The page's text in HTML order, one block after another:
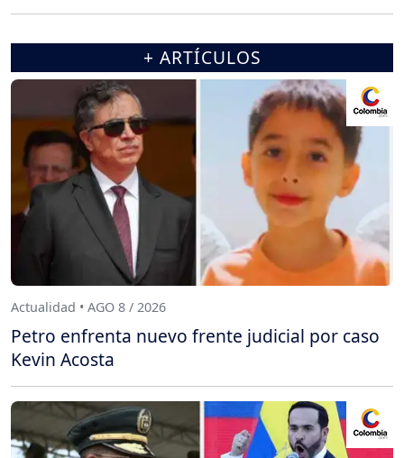
+ ARTÍCULOS
Actualidad • AGO 8 / 2026
Petro enfrenta nuevo frente judicial por caso
Kevin Acosta